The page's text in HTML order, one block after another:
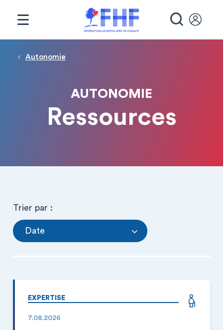
Fil d'Ariane
Autonomie
AUTONOMIE
Ressources
Trier par :
Date
EXPERTISE
7.08.2026
Panneau de gestion des cookies